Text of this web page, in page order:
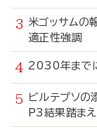
米ゴッサムの
適正性強調
2030年まで
ビルテプソ
P3結果踏まえ